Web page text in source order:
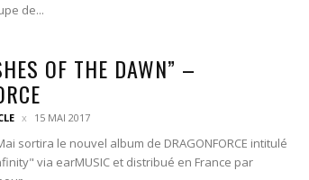
de...
OF THE DAWN” –
15 MAI 2017
sortira le nouvel album de DRAGONFORCE intitulé
via earMUSIC et distribué en France par